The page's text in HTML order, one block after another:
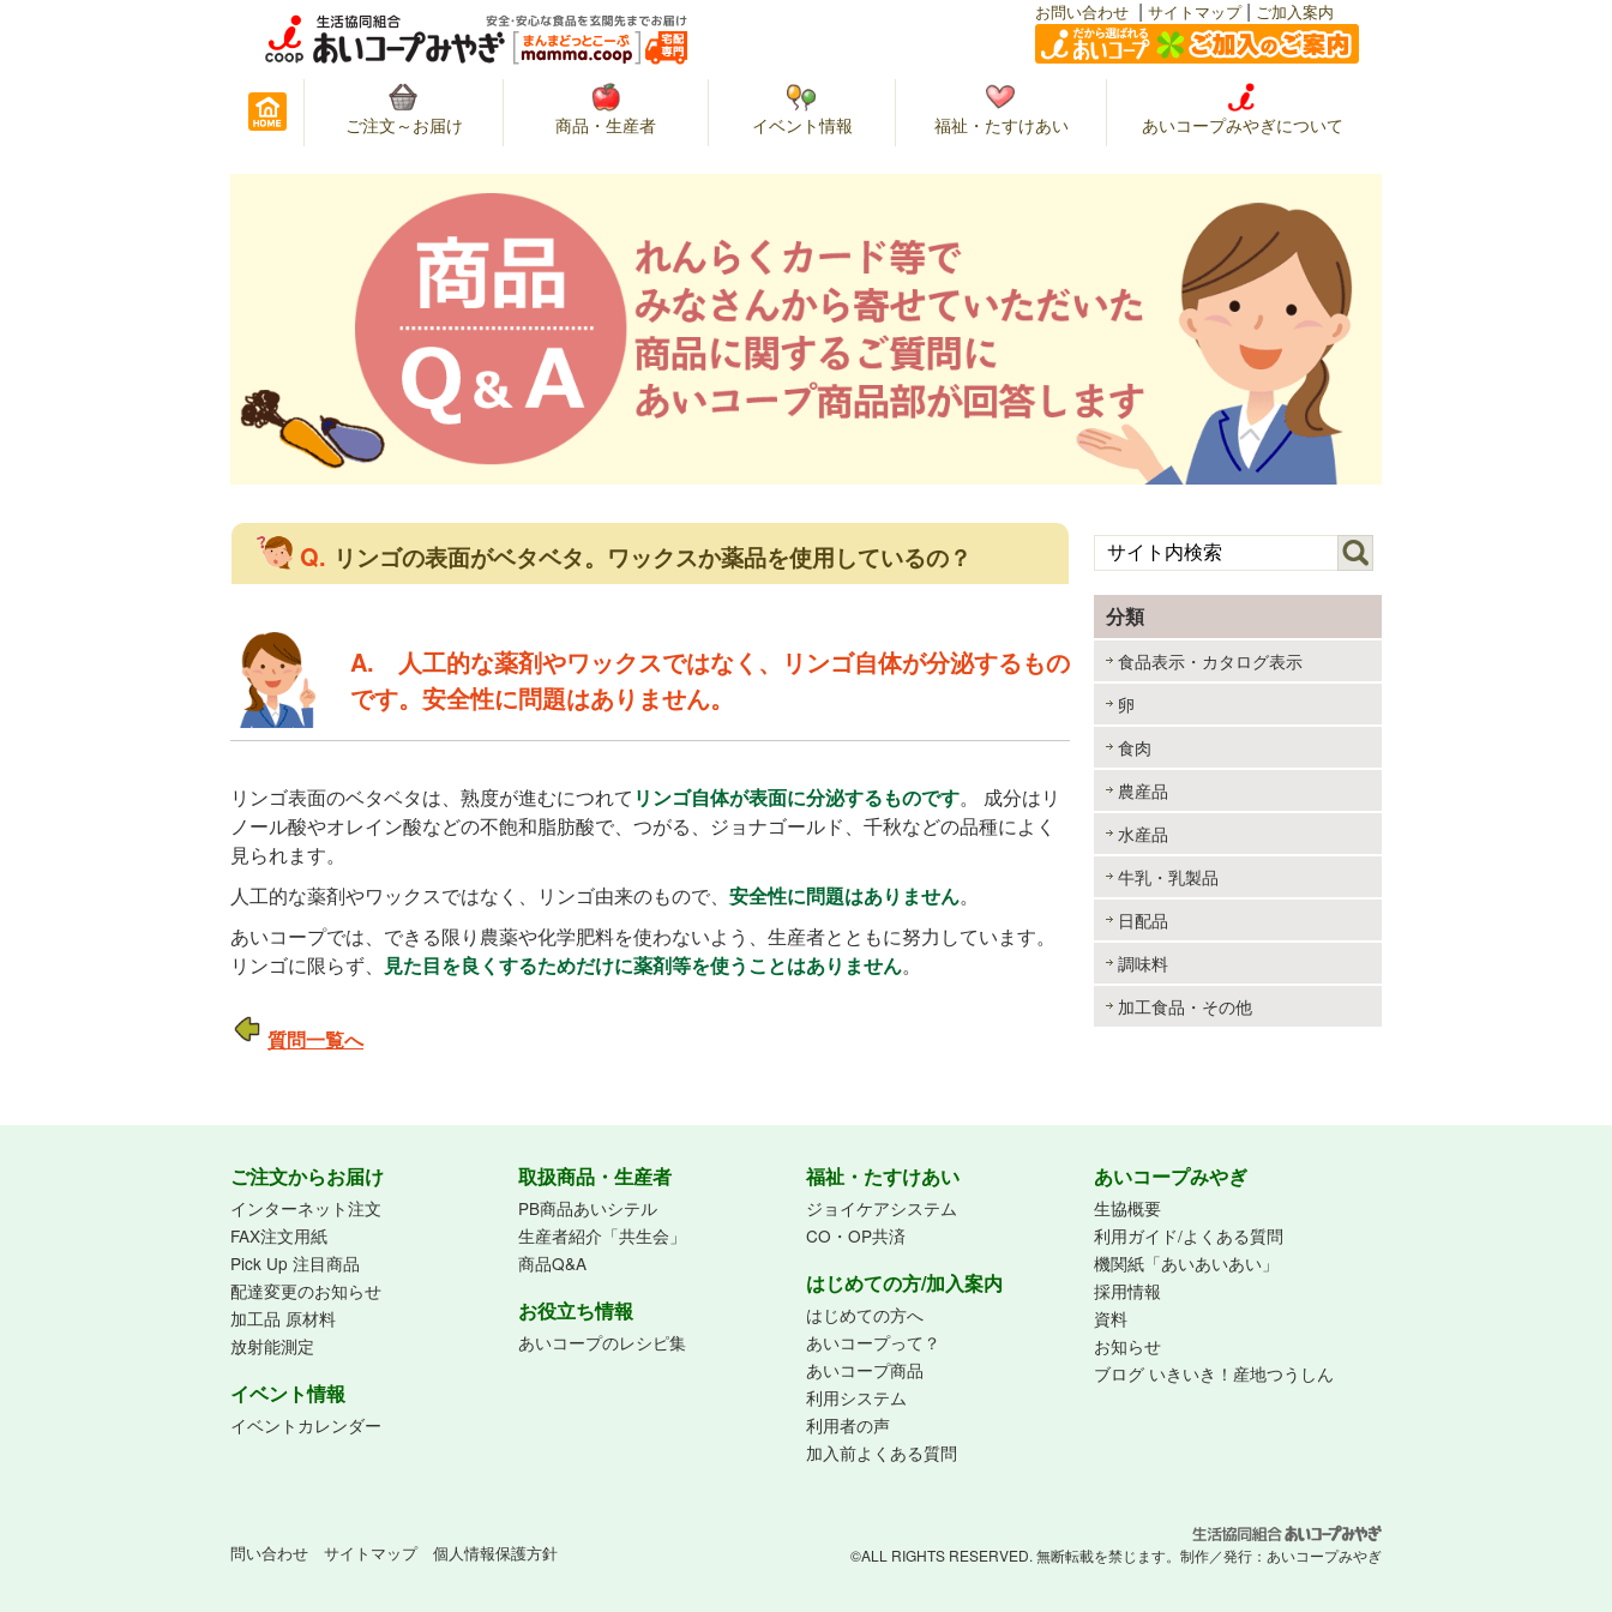
お問い合わせ | サイトマップ| ご加入案内
ご注文～お届け 商品・生産者 イベント情報 福祉・たすけあい あいコープみやぎについて
Q. リンゴの表面がベタベタ。ワックスか薬品を使用しているの？
A. 人工的な薬剤やワックスではなく、リンゴ自体が分泌するもの
です。安全性に問題はありません。
リンゴ表面のベタベタは、熟度が進むにつれて リンゴ自体が表面に分泌するものです。 成分はリ
ノール酸やオレイン酸などの不飽和脂肪酸で、つがる、ジョナゴールド、千秋などの品種によく
見られます。
人工的な薬剤やワックスではなく、リンゴ由来のもので、 安全性に問題はありません。
あいコープでは、できる限り農薬や化学肥料を使わないよう、生産者とともに努力しています。
リンゴに限らず、
見た目を良くするためだけに薬剤等を使うことはありません。
質問一覧へ
分類
食品表示・カタログ表示
卵
食肉
農産品
水産品
牛乳・乳製品
日配品
調味料
加工食品・その他
ご注文からお届け
インターネット注文
FAX注文用紙
Pick Up 注目商品
配達変更のお知らせ
加工品 原材料
放射能測定
イベント情報
イベントカレンダー
取扱商品・生産者
PB商品あいシテル
生産者紹介「共生会」
商品Q&A
お役立ち情報
あいコープのレシピ集
福祉・たすけあい
ジョイケアシステム
CO・OP共済
はじめての方/加入案内
はじめての方へ
あいコープって？
あいコープ商品
利用システム
利用者の声
加入前よくある質問
あいコープみやぎ
生協概要
利用ガイド/よくある質問
機関紙「あいあいあい」
採用情報
資料
お知らせ
ブログ いきいき！産地つうしん
問い合わせ サイトマップ 個人情報保護方針 ©ALL RIGHTS RESERVED. 無断転載を禁じます。 制作／発行： あいコープみやぎ